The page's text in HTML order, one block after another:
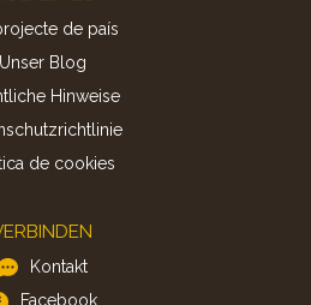
de país
Unser Blog
Hinweise
de cookies
Kontakt
Facebook